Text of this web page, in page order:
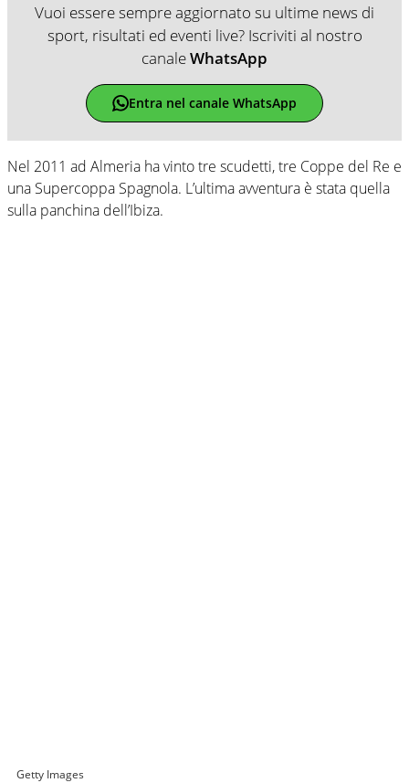
Vuoi essere sempre aggiornato su ultime news di
sport, risultati ed eventi live? Iscriviti al nostro
canaleWhatsApp
Entra nel canale WhatsApp
Nel 2011 ad Almeria ha vinto tre scudetti, tre Coppe del Re e
una Supercoppa Spagnola. L’ultima avventura è stata quella
sulla panchina dell’Ibiza.
Getty Images